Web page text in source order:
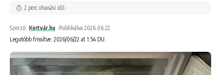
Legutóbb frissítve: 2026/06/22 at 1:54 DU.
Szerző: Kertvár.hu Publikálva 2026.06.22.
2 perc olvasási idő